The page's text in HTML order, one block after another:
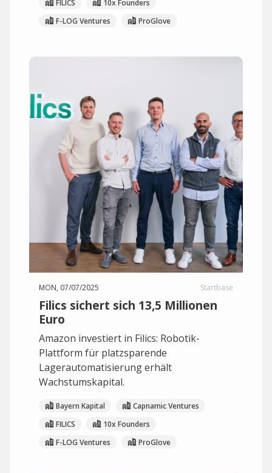
FILICS
10x Founders
F-LOG Ventures
ProGlove
MON, 07/07/2025 Startbase
Filics sichert sich 13,5 Millionen
Euro
Amazon investiert in Filics: Robotik-
Plattform für platzsparende
Lagerautomatisierung erhält
Wachstumskapital.
Bayern Kapital
Capnamic Ventures
FILICS
10x Founders
F-LOG Ventures
ProGlove